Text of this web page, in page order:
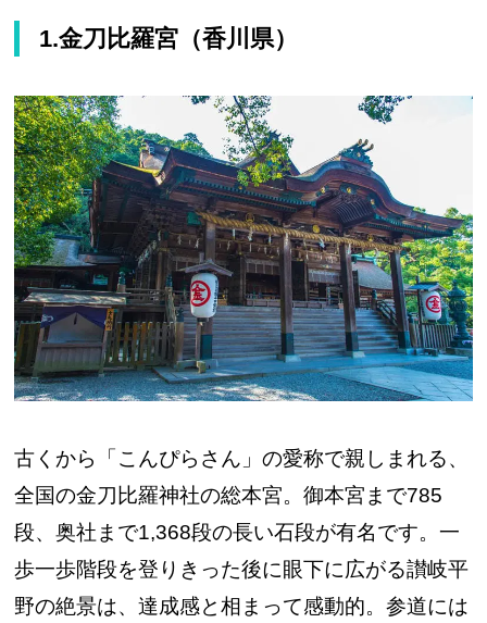
1.金刀比羅宮（香川県）
古くから「こんぴらさん」の愛称で親しまれる、
全国の金刀比羅神社の総本宮。御本宮まで785
段、奥社まで1,368段の長い石段が有名です。一
歩一歩階段を登りきった後に眼下に広がる讃岐平
野の絶景は、達成感と相まって感動的。参道には